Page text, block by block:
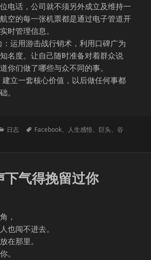
电话，公司就不须另外成立及维持一
空的每一张机票都是通过电子管道开
时管理信息。
运用游击战行销术，利用口碑广为
名度。让自己随时准备对着群众说
你们做了哪些与众不同的事。
建立一套核心价值，以后做任何事都
。
分
日志
标
Facebook、 人生感悟、 巨头、谷
下气得挽留过你
，
也闯不进去。
在那里。
。